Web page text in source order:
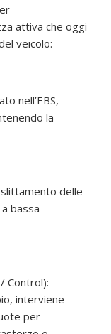
attiva che oggi
veicolo:
nell’EBS,
la
slittamento delle
bassa
Control):
interviene
per